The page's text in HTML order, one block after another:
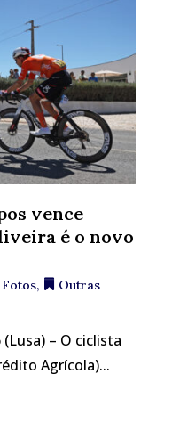
vence
é o novo
Fotos,
Outras
– O ciclista
Agrícola)...